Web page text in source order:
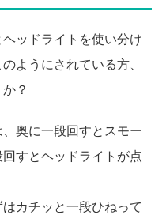
ヘッドライトを使い分け
ようにされている方、
？
奥に一段回すとスモー
すとヘッドライトが点
カチッと一段ひねって